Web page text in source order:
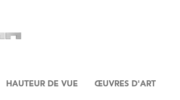
HAUTEUR DE VUE ŒUVRES D'ART